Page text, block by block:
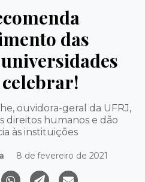
das
ouvidora-geral da UFRJ,
direitos humanos e dão
às instituições
8 de fevereiro de 2021